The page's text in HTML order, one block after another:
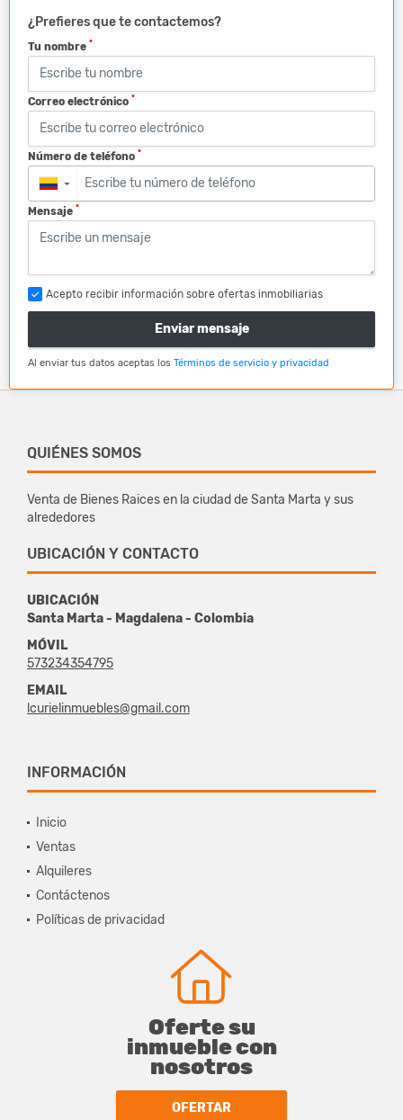
¿Prefieres que te contactemos?
Tu nombre *
Correo electrónico *
Número de teléfono *
▼
Mensaje *
Acepto recibir información sobre ofertas inmobiliarias
Enviar mensaje
Al enviar tus datos aceptas los Términos de servicio y privacidad
QUIÉNES SOMOS
Venta de Bienes Raices en la ciudad de Santa Marta y sus
alrededores
UBICACIÓN Y CONTACTO
UBICACIÓN
Santa Marta - Magdalena - Colombia
MÓVIL
573234354795
EMAIL
lcurielinmuebles@gmail.com
INFORMACIÓN
Inicio
Ventas
Alquileres
Contáctenos
Políticas de privacidad
Oferte su
inmueble con
nosotros
OFERTAR